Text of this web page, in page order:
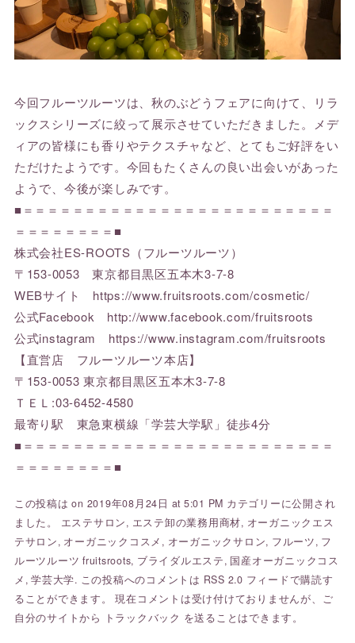
今回フルーツルーツは、秋のぶどうフェアに向けて、リラ
ックスシリーズに絞って展示させていただきました。メデ
ィアの皆様にも香りやテクスチャなど、とてもご好評をい
ただけたようです。今回もたくさんの良い出会いがあった
ようで、今後が楽しみです。
■＝＝＝＝＝＝＝＝＝＝＝＝＝＝＝＝＝＝＝＝＝＝＝＝＝
＝＝＝＝＝＝＝＝■
株式会社ES-ROOTS（フルーツルーツ）
〒153-0053 東京都目黒区五本木3-7-8
WEBサイト https://www.fruitsroots.com/cosmetic/
公式Facebook http://www.facebook.com/fruitsroots
公式instagram https://www.instagram.com/fruitsroots
【直営店 フルーツルーツ本店】
〒153-0053 東京都目黒区五本木3-7-8
ＴＥＬ:03-6452-4580
最寄り駅 東急東横線「学芸大学駅」徒歩4分
■＝＝＝＝＝＝＝＝＝＝＝＝＝＝＝＝＝＝＝＝＝＝＝＝＝
＝＝＝＝＝＝＝＝■
この投稿は on 2019年08月24日 at 5:01 PM カテゴリーに公開され
ました。 エステサロン, エステ卸の業務用商材, オーガニックエス
テサロン, オーガニックコスメ , オーガニックサロン, フルーツ, フ
ルーツルーツ fruitsroots, ブライダルエステ, 国産オーガニックコス
メ ,学芸大学. この投稿へのコメントは RSS 2.0 フィードで購読す
ることができます。 現在コメントは受け付けておりませんが、ご
自分のサイトから
トラックバック を送ることはできます。